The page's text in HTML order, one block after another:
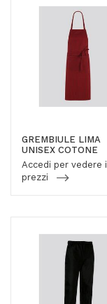
GREMBIULE LIMA
UNISEX COTONE
Accedi per vedere i
prezzi